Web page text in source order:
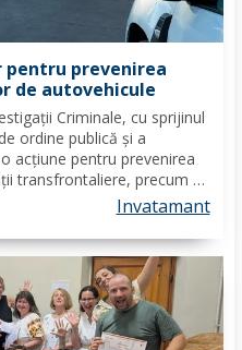
prevenirea
de autovehicule
Criminale, cu sprijinul
ordine publică și a
acțiune pentru prevenirea
transfrontaliere, precum și
și furturilor deInvatamant